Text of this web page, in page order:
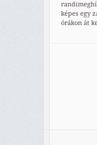
képes egy
órákon át